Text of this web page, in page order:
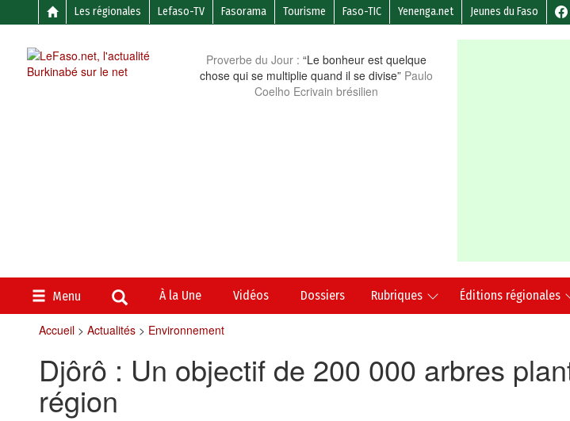
Les régionales Lefaso-TV Fasorama Tourisme Faso-TIC Yenenga.net Jeunes du Faso
Proverbe du Jour : “Le bonheur est quelque
chose qui se multiplie quand il se divise” Paulo
Coelho Ecrivain brésilien
Menu À la Une Vidéos Dossiers Rubriques Éditions régionales
Accueil> Actualités> Environnement
Djôrô : Un objectif de 200 000 arbres
région